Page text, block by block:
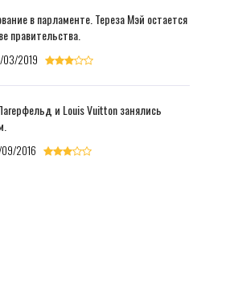
в парламенте. Тереза Мэй остается
правительства.
2019
и Louis Vuitton занялись
2016